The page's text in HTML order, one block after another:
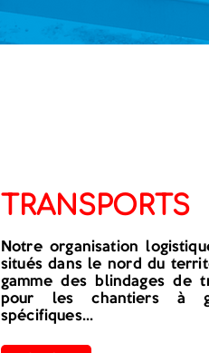
TRANSPORTS
Notre organisation
situés dans le nord du
gamme des blindages de
pour les chantiers à
spécifiques...